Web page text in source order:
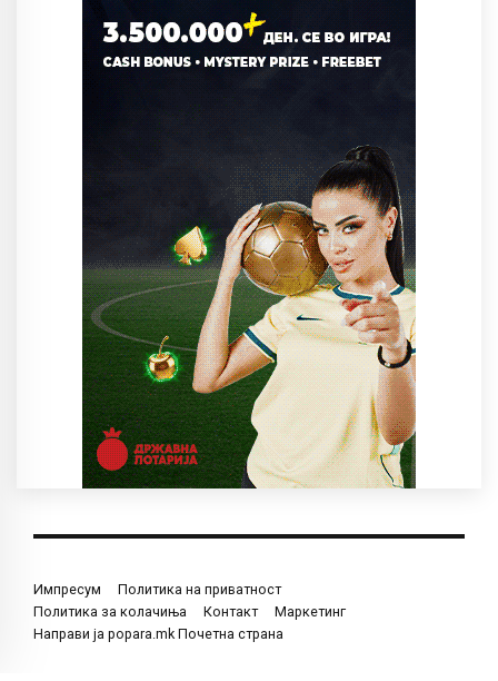
Импресум
Политика на приватност
Политика за колачиња
Контакт
Маркетинг
Направи ја popara.mk Почетна страна